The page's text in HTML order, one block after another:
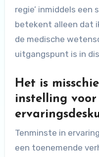
regie’ inmiddels een
betekent alleen dat
de medische
uitgangspunt is in
Het is
instelling voor
Tenminste in
een toenemende